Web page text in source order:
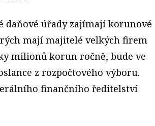
daňové úřady zajímají korunové
mají majitelé velkých firem
milionů korun ročně, bude ve
z rozpočtového výboru.
finančního ředitelství